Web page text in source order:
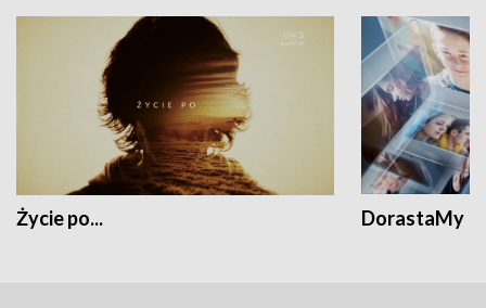
Życie po... DorastaMy